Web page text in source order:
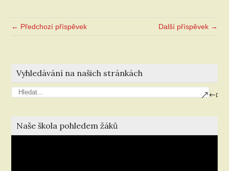
← Předchozí příspěvek Další příspěvek →
Vyhledávání na našich stránkách
Naše škola pohledem žáků